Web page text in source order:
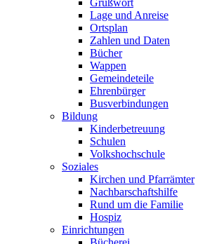
Grußwort
Lage und Anreise
Ortsplan
Zahlen und Daten
Bücher
Wappen
Gemeindeteile
Ehrenbürger
Busverbindungen
Bildung
Kinderbetreuung
Schulen
Volkshochschule
Soziales
Kirchen und Pfarrämter
Nachbarschaftshilfe
Rund um die Familie
Hospiz
Einrichtungen